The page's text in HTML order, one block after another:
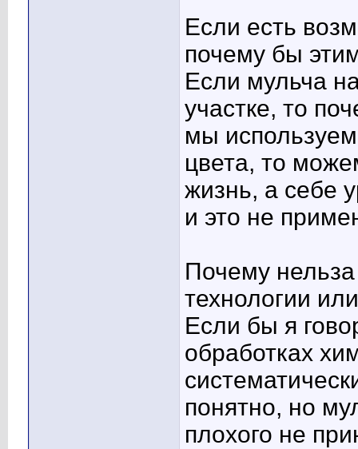
Если есть
почему бы
Если мульча
участке, то
мы
цвета, то
жизнь, а себе
и это не
Почему
технологии
Если бы я
обработках
понятно, но
плохого не